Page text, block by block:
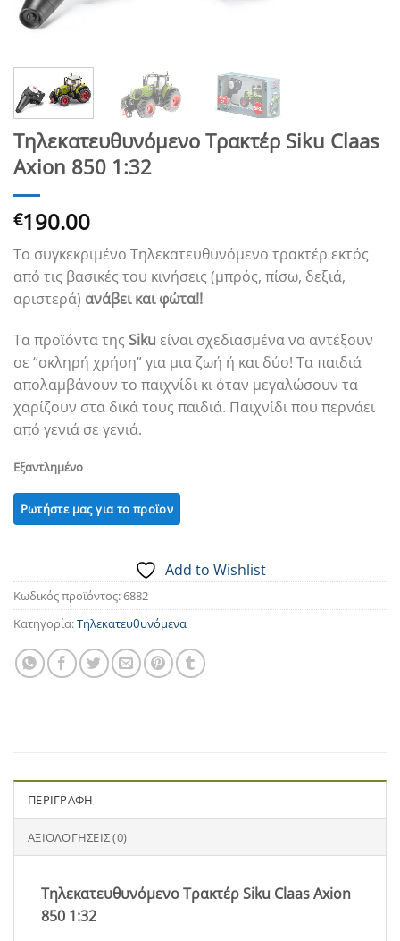
Τηλεκατευθυνόμενο Τρακτέρ Siku Claas
Axion 850 1:32
€190.00
Το συγκεκριμένο Τηλεκατευθυνόμενο τρακτέρ εκτός
από τις βασικές του κινήσεις (μπρός, πίσω, δεξιά,
αριστερά) ανάβει και φώτα!!
Τα προϊόντα της Siku είναι σχεδιασμένα να αντέξουν
σε “σκληρή χρήση” για μια ζωή ή και δύο! Τα παιδιά
απολαμβάνουν το παιχνίδι κι όταν μεγαλώσουν τα
χαρίζουν στα δικά τους παιδιά. Παιχνίδι που περνάει
από γενιά σε γενιά.
Εξαντλημένο
Add to Wishlist
Κωδικός προϊόντος:6882
Κατηγορία:Τηλεκατευθυνόμενα
ΠΕΡΙΓΡΑΦΉ
ΑΞΙΟΛΟΓΉΣΕΙΣ (0)
Τηλεκατευθυνόμενο Τρακτέρ Siku Claas Axion
850 1:32